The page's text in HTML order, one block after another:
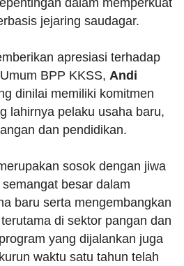
jejaring saudagar.
apresiasi terhadap
BPP KKSS, Andi
dinilai memiliki komitmen
lahirnya pelaku usaha baru,
dan pendidikan.
sosok dengan jiwa
besar dalam
baru serta mengembangkan
di sektor pangan dan
yang dijalankan juga
waktu satu tahun telah